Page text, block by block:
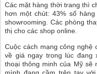
Các mặt hàng thời trang thì
hơn một chút: 43% số
showrooming. Các phòng
thị cho các shop online.
Cuộc cách mạng công nghệ
về giá ngay trong lúc đang
thoại thông minh của Mỹ sẽ